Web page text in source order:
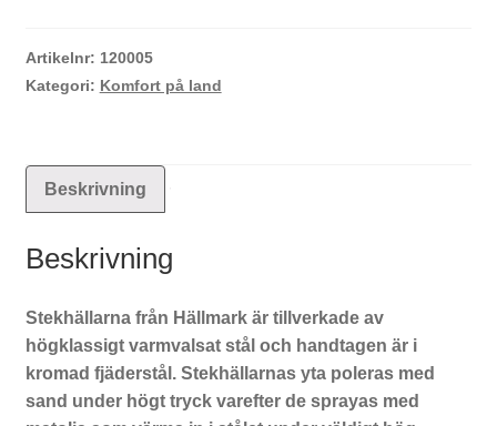
Artikelnr: 120005
Kategori: Komfort på land
Beskrivning
Beskrivning
Stekhällarna från Hällmark är tillverkade av
högklassigt varmvalsat stål och handtagen är i
kromad fjäderstål. Stekhällarnas yta poleras med
sand under högt tryck varefter de sprayas med